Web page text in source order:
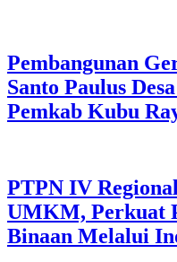
Pembangunan
Santo Paulus
Pemkab Kubu
PTPN IV
UMKM, Perkuat
Binaan Melalui